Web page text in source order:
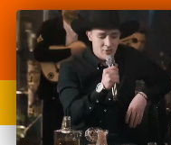
INTERNACIONAL